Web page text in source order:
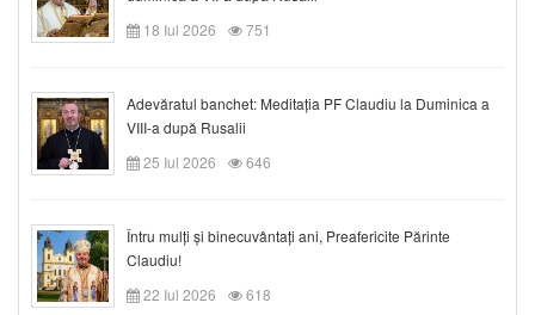
18 Iul 2026
751
Adevăratul banchet: Meditația PF Claudiu la Duminica a
VIII-a după Rusalii
25 Iul 2026
646
Întru mulți și binecuvântați ani, Preafericite Părinte
Claudiu!
22 Iul 2026
618